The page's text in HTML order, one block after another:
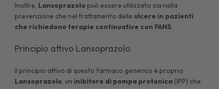
Inoltre, Lansoprazolo può essere utilizzato sia nella
prevenzione che nel trattamento delle ulcere in pazienti
che richiedono terapie continuative con FANS.
Principio attivo Lansoprazolo
Il principio attivo di questo farmaco generico è proprio
Lansoprazolo, un inibitore di pompa protonica (IPP) che